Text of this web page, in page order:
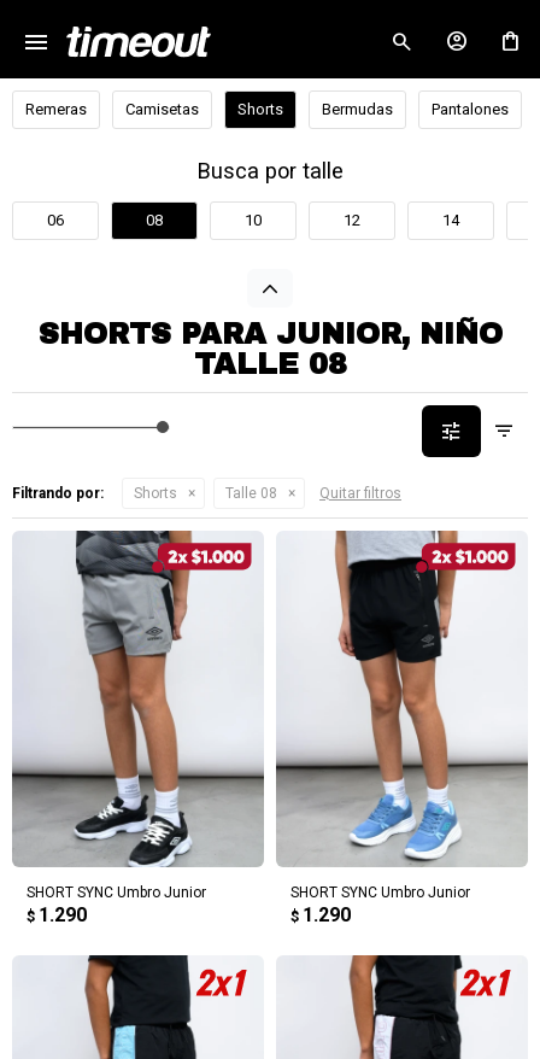
menu
Remeras Camisetas Shorts Bermudas Pantalones
Busca por talle
06 08 10 12 14
SHORTS PARA JUNIOR, NIÑO
TALLE 08
Filtrando por: Shorts Talle 08 Quitar filtros
SHORT SYNC Umbro Junior
$ 1.290
SHORT SYNC Umbro Junior
$ 1.290